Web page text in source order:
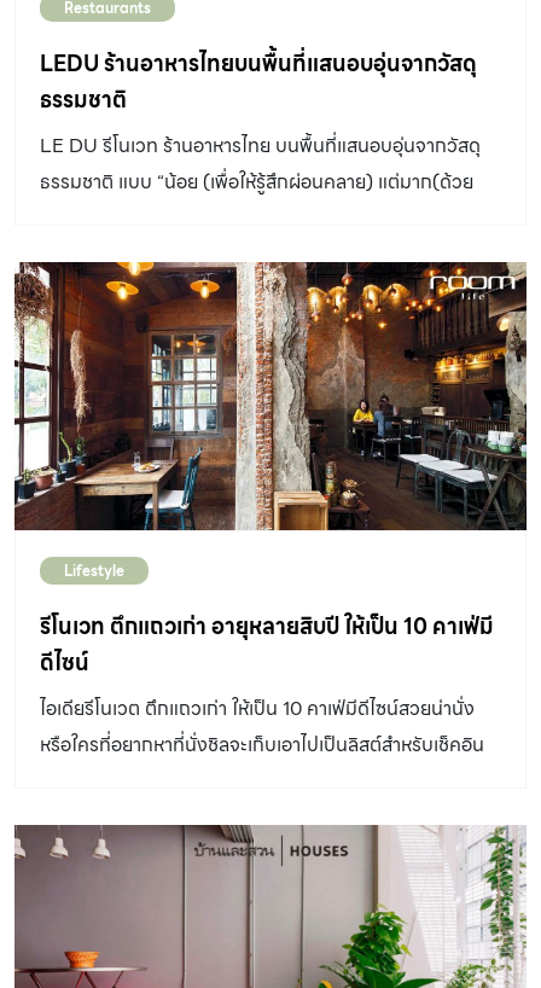
Restaurants
LEDU ร้านอาหารไทยบนพื้นที่แสนอบอุ่นจากวัสดุ
ธรรมชาติ
LE DU รีโนเวท ร้านอาหารไทย บนพื้นที่แสนอบอุ่นจากวัสดุ
ธรรมชาติ แบบ “น้อย (เพื่อให้รู้สึกผ่อนคลาย) แต่มาก(ด้วย
Lifestyle
รีโนเวท ตึกแถวเก่า อายุหลายสิบปี ให้เป็น 10 คาเฟ่มี
ดีไซน์
ไอเดียรีโนเวต ตึกแถวเก่า ให้เป็น 10 คาเฟ่มีดีไซน์สวยน่านั่ง
หรือใครที่อยากหาที่นั่งชิลจะเก็บเอาไปเป็นลิสต์สำหรับเช็คอิน